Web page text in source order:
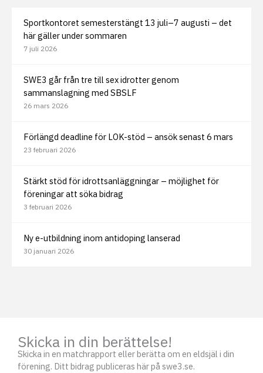
Sportkontoret semesterstängt 13 juli–7 augusti – det
här gäller under sommaren
7 juli 2026
SWE3 går från tre till sex idrotter genom
sammanslagning med SBSLF
26 mars 2026
Förlängd deadline för LOK-stöd – ansök senast 6 mars
23 februari 2026
Stärkt stöd för idrottsanläggningar – möjlighet för
föreningar att söka bidrag
3 februari 2026
Ny e-utbildning inom antidoping lanserad
30 januari 2026
Skicka in din berättelse!
Skicka in en matchrapport eller berätta om en eldsjäl i din
förening. Ditt bidrag publiceras här på swe3.se.